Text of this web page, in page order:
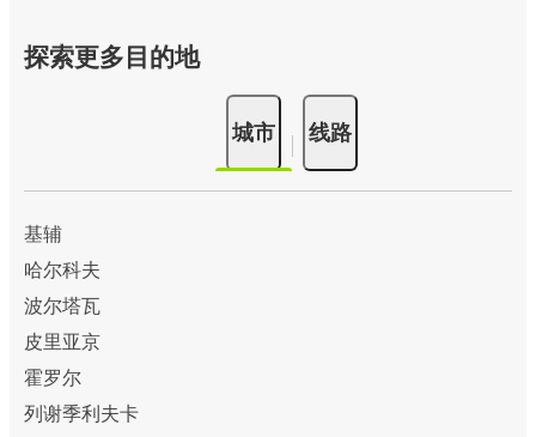
探索更多目的地
城市 线路
基辅
哈尔科夫
波尔塔瓦
皮里亚京
霍罗尔
列谢季利夫卡